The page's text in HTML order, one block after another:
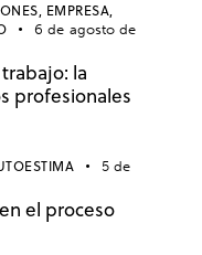
EMPRESA,
6 de agosto de
la
profesionales
5 de
el proceso